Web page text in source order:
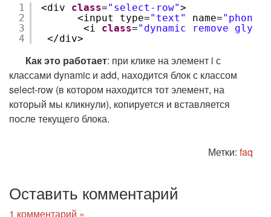
1
2
3
4
<div class="select-row">
<input type="text" name=
<i class="dynamic remove
</div>
Как это работает: при клике на элемент i с
классами dynamic и add, находится блок с классом
select-row (в котором находится тот элемент, на
который мы кликнули), копируется и вставляется
после текущего блока.
Метки: faq
Оставить комментарий
1 комментарий »